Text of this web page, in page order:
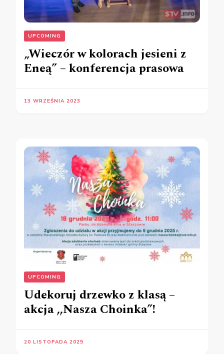
UPCOMING
„Wieczór w kolorach jesieni z
Eneą” – konferencja prasowa
13 WRZEŚNIA 2023
UPCOMING
Udekoruj drzewko z klasą –
akcja ,,Nasza Choinka”!
20 LISTOPADA 2025